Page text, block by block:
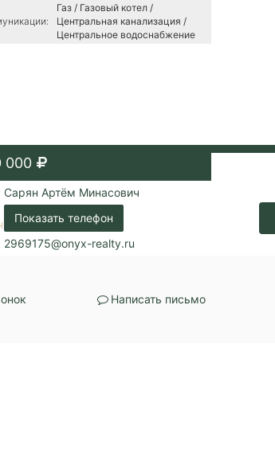
Газ / Газовый котел /
Центральная канализация /
Центральное водоснабжение
000
Сарян Артём Минасович
Показать телефон
2969175@onyx-realty.ru
Написать письмо